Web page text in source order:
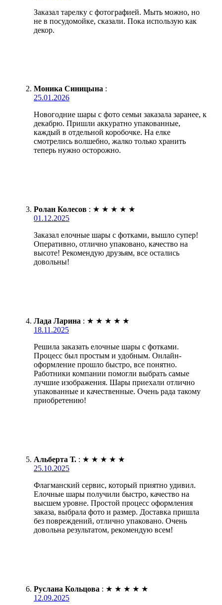
Заказал тарелку с фотографией. Мыть можно, но
не в посудомойке, сказали. Пока использую как
декор.
Моника Синицына :
25.01.2026
Новогодние шары с фото семьи заказала заранее, к
декабрю. Пришли аккуратно упакованные,
каждый в отдельной коробочке. На елке
смотрелись волшебно, жалко только хранить
теперь нужно осторожно.
Ролан Колесов : ★ ★ ★ ★ ★
01.12.2025
Заказал елочные шары с фотками, вышло супер!
Оперативно, отлично упаковано, качество на
высоте! Рекомендую друзьям, все остались
довольны!
Лада Ларина : ★ ★ ★ ★ ★
18.11.2025
Решила заказать елочные шары с фотками.
Процесс был простым и удобным. Онлайн-
оформление прошло быстро, все понятно.
Работники компании помогли выбрать самые
лучшие изображения. Шары приехали отлично
упакованные и качественные. Очень рада такому
приобретению!
Альберта Т. : ★ ★ ★ ★ ★
25.10.2025
Флагманский сервис, который приятно удивил.
Елочные шары получили быстро, качество на
высшем уровне. Простой процесс оформления
заказа, выбрала фото и размер. Доставка пришла
без повреждений, отлично упаковано. Очень
довольна результатом, рекомендую всем!
Руслана Кольцова : ★ ★ ★ ★ ★
12.09.2025